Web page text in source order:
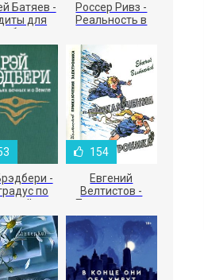
Батяев -
для
бизнеса
Россер Ривз -
Реальность в
-
по
154
Евгений
Велтистов -
Приключения
Электроника